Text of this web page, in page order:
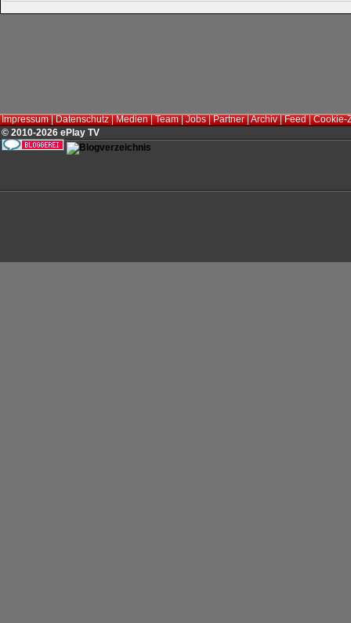
Impressum|Datenschutz|Medien|Team|Jobs|Partner|Archiv|Feed|Cookie-
© 2010-2026 ePlay TV